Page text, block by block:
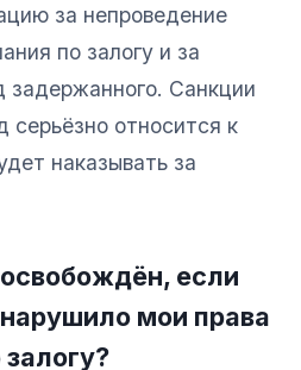
за непроведение
по залогу и за
задержанного. Санкции
серьёзно относится к
наказывать за
если
мои права